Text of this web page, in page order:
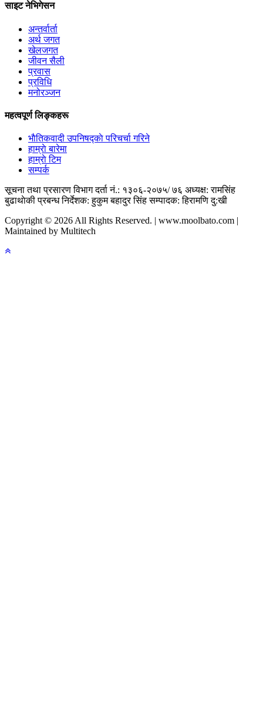
साइट नेभिगेसन
अन्तर्वार्ता
अर्थ जगत
खेलजगत
जीवन सैली
प्रवास
प्रविधि
मनोरञ्जन
महत्वपूर्ण लिङ्कहरू
भाैतिकवादी उपनिषद्काे परिचर्चा गरिने
हाम्राे बारेमा
हाम्राे टिम
सम्पर्क
सूचना तथा प्रसारण विभाग दर्ता नं.: १३०६-२०७५/ ७६ अध्यक्ष: रामसिंह
बुढाथाेकी प्रबन्ध निर्देशक: हुकुम बहादुर सिंह सम्पादक: हिरामणि दु:खी
Copyright © 2026 All Rights Reserved. | www.moolbato.com |
Maintained by Multitech